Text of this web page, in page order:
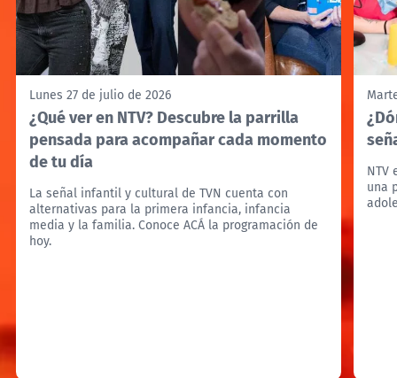
Lunes 27 de julio de 2026
¿Qué ver en NTV? Descubre la parrilla
pensada para acompañar cada momento
de tu día
La señal infantil y cultural de TVN cuenta con
alternativas para la primera infancia, infancia
media y la familia. Conoce ACÁ la programación de
hoy.
NTV
una